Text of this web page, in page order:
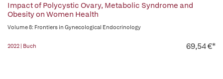
Impact of Polycystic Ovary, Metabolic Syndrome and
Obesity on Women Health
Volume 8: Frontiers in Gynecological Endocrinology
2022 | Buch 69,54 €*